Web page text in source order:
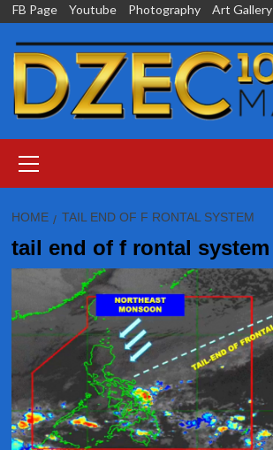
Skip
content
FB Page Youtube Photography Art Gallery
Menu
HOME TAIL END OF F RONTAL SYSTEM
tail end of f rontal system